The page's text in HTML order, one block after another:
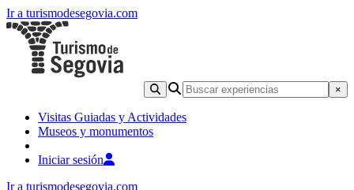
Ir a turismodesegovia.com
×
Visitas Guiadas y Actividades
Museos y monumentos
Iniciar sesión
Ir a turismodesegovia.com